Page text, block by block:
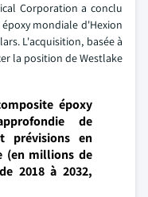
Corporation a conclu
mondiale d'Hexion
L'acquisition, basée à
la position de Westlake
époxy
de
prévisions en
(en millions de
2018 à 2032,